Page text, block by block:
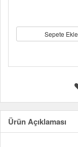
Sepete Ekle
Ürün Açıklaması